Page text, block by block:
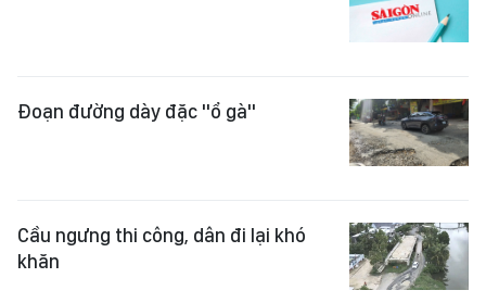
Đoạn đường dày đặc "ổ gà"
Cầu ngưng thi công, dân đi lại khó
khăn